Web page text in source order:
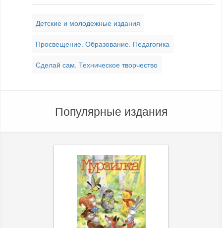
Детские и молодежные издания
Просвещение. Образование. Педагогика
Сделай сам. Техническое творчество
Популярные издания